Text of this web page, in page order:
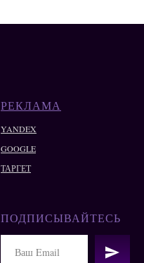
РЕКЛАМА
YANDEX
GOOGLE
ТАРГЕТ
ПОДПИСЫВАЙТЕСЬ